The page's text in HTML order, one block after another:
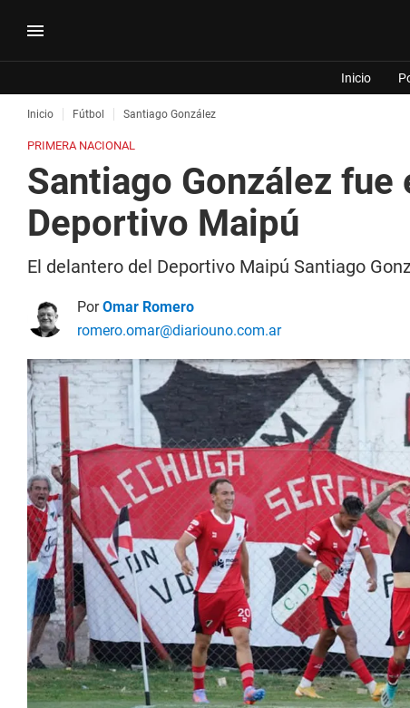
Inicio
Inicio Fútbol Santiago González
PRIMERA NACIONAL
Santiago González
Deportivo Maipú
El delantero del Deportivo Maipú Santiago
PorOmar Romero
romero.omar@diariouno.com.ar